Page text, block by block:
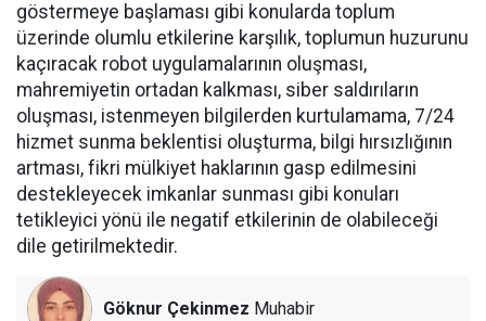
göstermeye başlaması gibi konularda toplum
üzerinde olumlu etkilerine karşılık, toplumun huzurunu
kaçıracak robot uygulamalarının oluşması,
mahremiyetin ortadan kalkması, siber saldırıların
oluşması, istenmeyen bilgilerden kurtulamama, 7/24
hizmet sunma beklentisi oluşturma, bilgi hırsızlığının
artması, fikri mülkiyet haklarının gasp edilmesini
destekleyecek imkanlar sunması gibi konuları
tetikleyici yönü ile negatif etkilerinin de olabileceği
dile getirilmektedir.
Göknur Çekinmez Muhabir